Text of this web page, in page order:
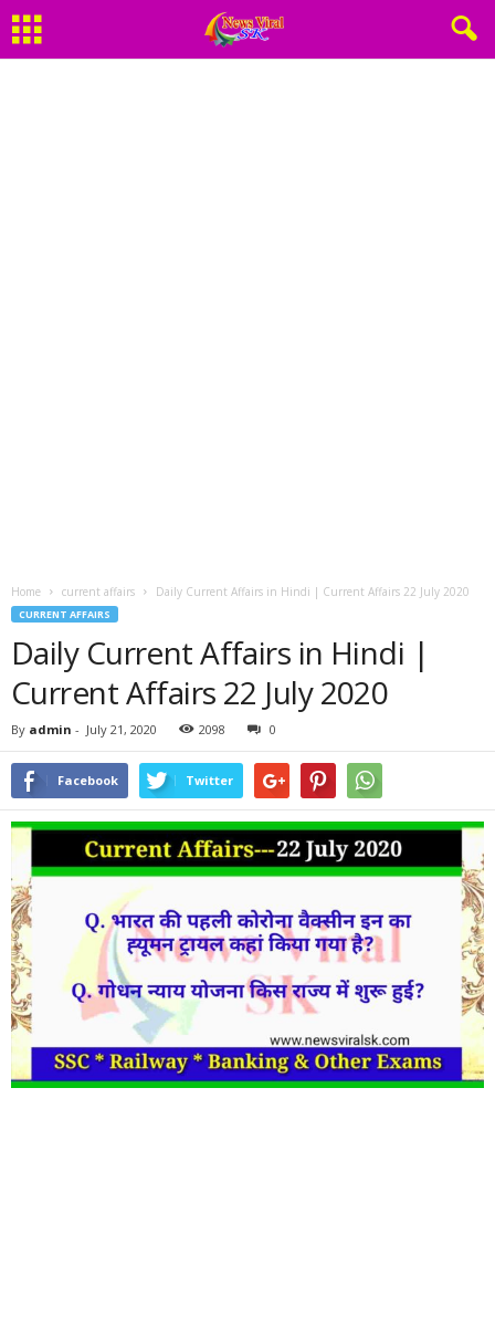
Home current affairs Daily Current Affairs in Hindi | Current Affairs 22 July 2020
CURRENT AFFAIRS
Daily Current Affairs in Hindi |
Current Affairs 22 July 2020
By admin - July 21, 2020 2098 0
Facebook Twitter